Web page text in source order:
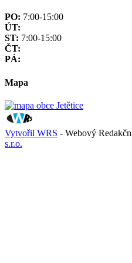
PO: 7:00-15:00
ÚT:
ST: 7:00-15:00
ČT:
PÁ:
Mapa
Vytvořil WRS - Webový
s.r.o.